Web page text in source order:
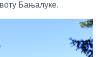
Бањалуке.